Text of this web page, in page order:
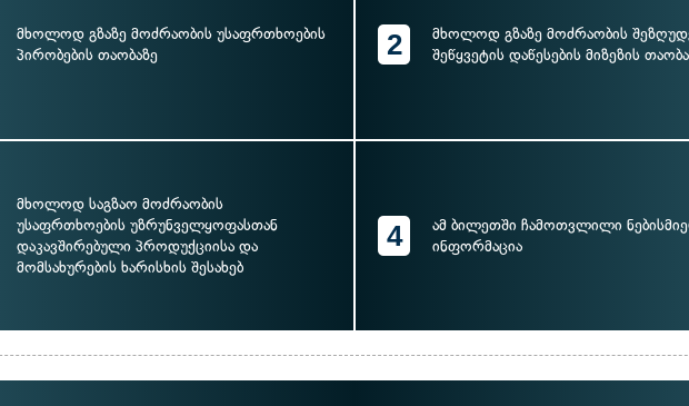
მხოლოდ გზაზე მოძრაობის უსაფრთხოების
პირობების თაობაზე
2
მხოლოდ გზაზე მოძრაობის
შეწყვეტის დაწესების მიზეზის
მხოლოდ საგზაო მოძრაობის
უსაფრთხოების უზრუნველყოფასთან
დაკავშირებული პროდუქციისა და
მომსახურების ხარისხის შესახებ
4
ამ ბილეთში ჩამოთვლილი
ინფორმაცია